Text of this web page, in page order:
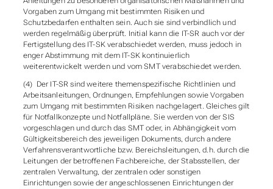
Vorgaben zum Umgang mit bestimmten Risiken und
Schutzbedarfen enthalten sein. Auch sie sind verbindlich und
werden regelmäßig überprüft. Initial kann die IT-SR auch vor der
Fertigstellung des IT-SK verabschiedet werden, muss jedoch in
enger Abstimmung mit dem IT-SK kontinuierlich
weiterentwickelt werden und vom SMT verabschiedet werden.
(4) Der IT-SR sind weitere themenspezifische Richtlinien und
Arbeitsanleitungen, Ordnungen, Empfehlungen sowie Vorgaben
zum Umgang mit bestimmten Risiken nachgelagert. Gleiches gilt
für Notfallkonzepte und Notfallpläne. Sie werden von der SIS
vorgeschlagen und durch das SMT oder, in Abhängigkeit vom
Gültigkeitsbereich des jeweiligen Dokuments, durch andere
Verfahrensverantwortliche bzw. Bereichsleitungen, d.h. durch die
Leitungen der betroffenen Fachbereiche, der Stabsstellen, der
zentralen Verwaltung, der zentralen oder sonstigen
Einrichtungen sowie der angeschlossenen Einrichtungen der